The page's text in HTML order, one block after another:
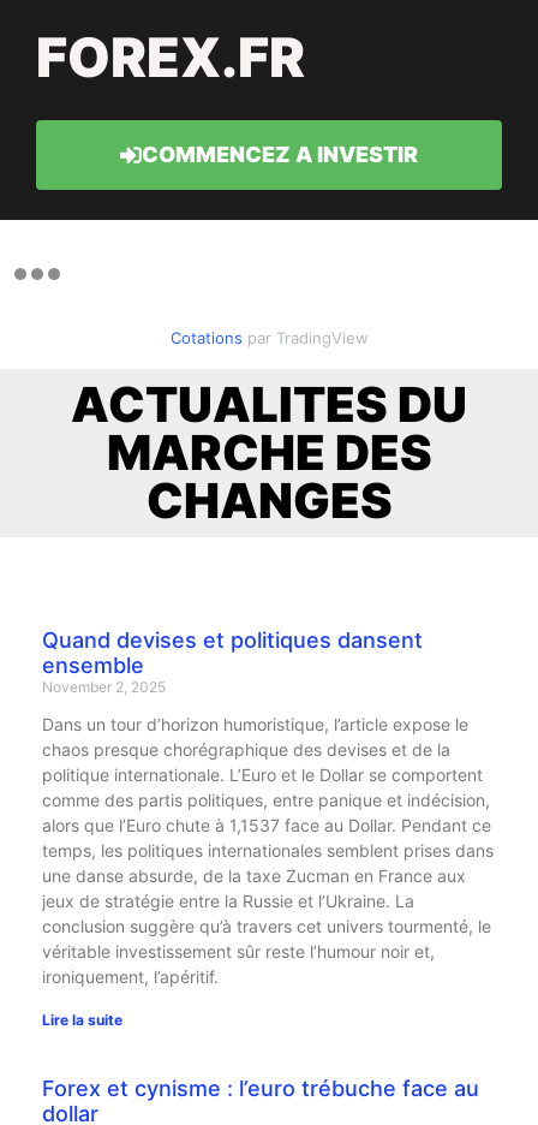
FOREX.FR
COMMENCEZ A INVESTIR
Cotations par TradingView
ACTUALITES DU
MARCHE DES
CHANGES
Quand devises et politiques dansent
ensemble
November 2, 2025
Dans un tour d’horizon humoristique, l’article expose le
chaos presque chorégraphique des devises et de la
politique internationale. L’Euro et le Dollar se comportent
comme des partis politiques, entre panique et indécision,
alors que l’Euro chute à 1,1537 face au Dollar. Pendant ce
temps, les politiques internationales semblent prises dans
une danse absurde, de la taxe Zucman en France aux
jeux de stratégie entre la Russie et l’Ukraine. La
conclusion suggère qu’à travers cet univers tourmenté, le
véritable investissement sûr reste l’humour noir et,
ironiquement, l’apéritif.
Lire la suite
Forex et cynisme : l’euro trébuche face au
dollar